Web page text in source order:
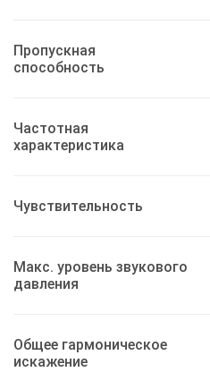
Пропускная
способность
Частотная
характеристика
Чувствительность
Макс. уровень звукового
давления
Общее гармоническое
искажение